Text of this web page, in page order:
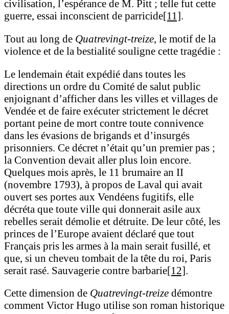
civilisation, l’espérance de M. Pitt ; telle fut cette
guerre, essai inconscient de parricide[11].
Tout au long de Quatrevingt-treize, le motif de la
violence et de la bestialité souligne cette tragédie :
Le lendemain était expédié dans toutes les
directions un ordre du Comité de salut public
enjoignant d’afficher dans les villes et villages de
Vendée et de faire exécuter strictement le décret
portant peine de mort contre toute connivence
dans les évasions de brigands et d’insurgés
prisonniers. Ce décret n’était qu’un premier pas ;
la Convention devait aller plus loin encore.
Quelques mois après, le 11 brumaire an II
(novembre 1793), à propos de Laval qui avait
ouvert ses portes aux Vendéens fugitifs, elle
décréta que toute ville qui donnerait asile aux
rebelles serait démolie et détruite. De leur côté, les
princes de l’Europe avaient déclaré que tout
Français pris les armes à la main serait fusillé, et
que, si un cheveu tombait de la tête du roi, Paris
serait rasé. Sauvagerie contre barbarie[12]
Cette dimension de Quatrevingt-treize démontre
comment Victor Hugo utilise son roman historique